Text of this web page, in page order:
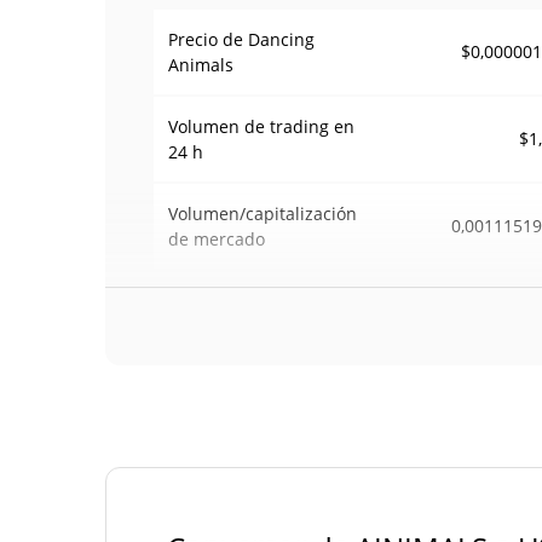
Precio de Dancing
Animals
Volumen de trading en
24 h
Volumen/capitalización
de mercado